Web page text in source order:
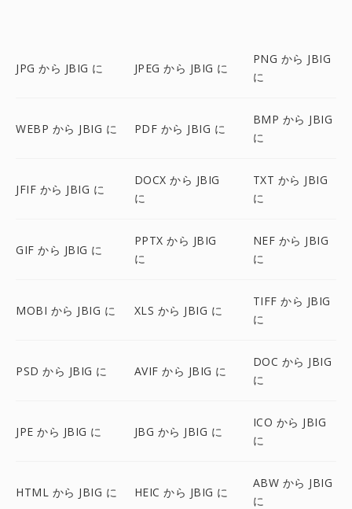
JPG から JBIG に JPEG から JBIG に
PNG から JBIG
に
WEBP から JBIG に PDF から JBIG に
BMP から JBIG
に
JFIF から JBIG に
DOCX から JBIG
に
TXT から JBIG
に
GIF から JBIG に
PPTX から JBIG
に
NEF から JBIG
に
MOBI から JBIG に XLS から JBIG に
TIFF から JBIG
に
PSD から JBIG に AVIF から JBIG に
DOC から JBIG
に
JPE から JBIG に JBG から JBIG に
ICO から JBIG
に
HTML から JBIG に HEIC から JBIG に
ABW から JBIG
に